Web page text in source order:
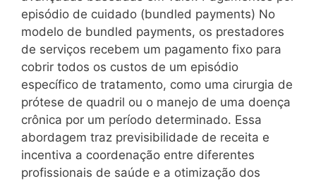
episódio de cuidado (bundled payments) No
modelo de bundled payments, os prestadores
de serviços recebem um pagamento fixo para
cobrir todos os custos de um episódio
específico de tratamento, como uma cirurgia de
prótese de quadril ou o manejo de uma doença
crônica por um período determinado. Essa
abordagem traz previsibilidade de receita e
incentiva a coordenação entre diferentes
profissionais de saúde e a otimização dos